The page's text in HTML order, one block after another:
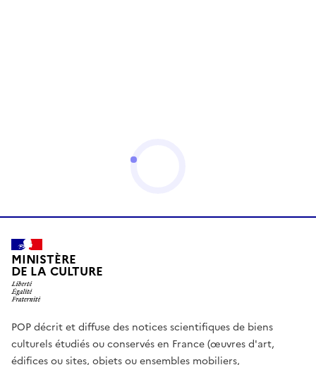
MINISTÈRE
DE LA CULTURE
POP décrit et diffuse des notices scientifiques de biens
culturels étudiés ou conservés en France (œuvres d'art,
édifices ou sites, objets ou ensembles mobiliers,